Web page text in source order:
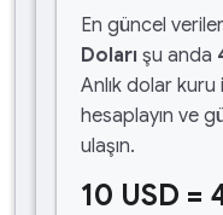
En güncel
Doları şu anda
Anlık dolar kuru
hesaplayın ve
ulaşın.
10 USD =